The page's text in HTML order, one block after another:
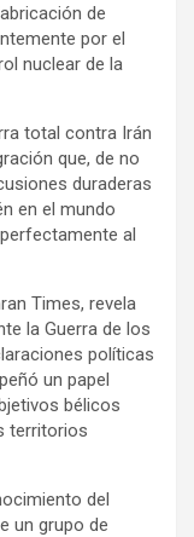
de
por el
nuclear de la
total contra Irán
que, de no
duraderas
en el mundo
al
Times, revela
la Guerra de los
políticas
un papel
bélicos
territorios
del
un grupo de